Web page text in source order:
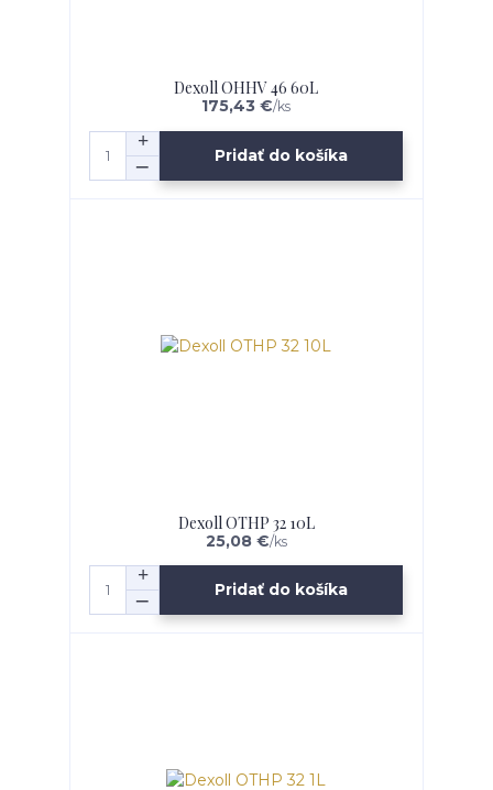
Dexoll OHHV 46 60L
175,43 €/ks
Pridať do košíka
Dexoll OTHP 32 10L
25,08 €/ks
Pridať do košíka